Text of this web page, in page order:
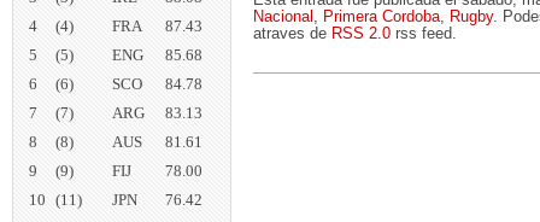
4
(4) FRA
87.43
5
(5) ENG
85.68
6
(6) SCO
84.78
7
(7) ARG
83.13
8
(8) AUS
81.61
9
(9) FIJ
78.00
10 (11) JPN 76.42
Nacional , Primera Cordoba, Rugby.
atraves de RSS 2.0 rss feed.